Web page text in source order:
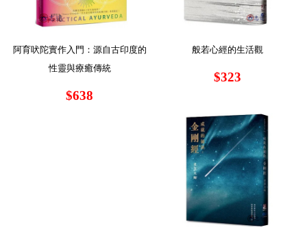
阿育吠陀實作入門：源自古印度的
性靈與療癒傳統
$638
般若心經的生活觀
$323